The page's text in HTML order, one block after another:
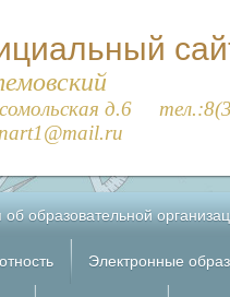
д.6
образовательной
Электронные